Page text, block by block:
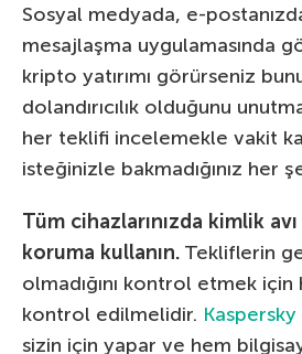
Sosyal medyada, e-
mesajlaşma uygulamasında
kripto yatırımı görürseniz
dolandırıcılık olduğunu
her teklifi incelemekle vakit
isteğinizle bakmadığınız her
Tüm cihazlarınızda kimlik
koruma kullanın. Tekliflerin
olmadığını kontrol etmek
kontrol edilmelidir.
sizin için yapar ve hem